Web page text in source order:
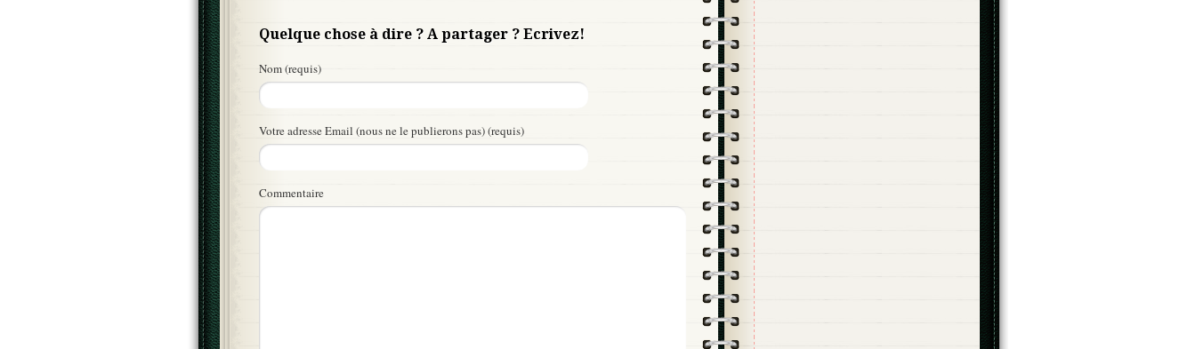
Quelque chose à dire ? A partager ? Ecrivez!
Nom (requis)
Votre adresse Email (nous ne le publierons pas) (requis)
Commentaire